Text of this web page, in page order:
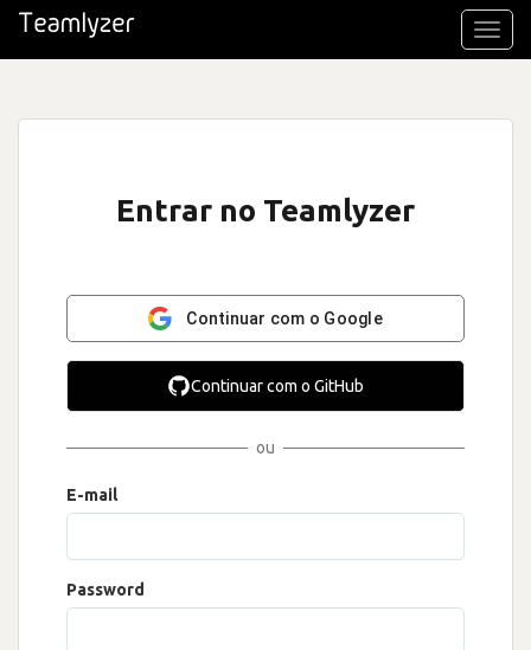
Entrar no Teamlyzer
Continuar com o Google
Continuar com o GitHub
ou
E-mail
Password